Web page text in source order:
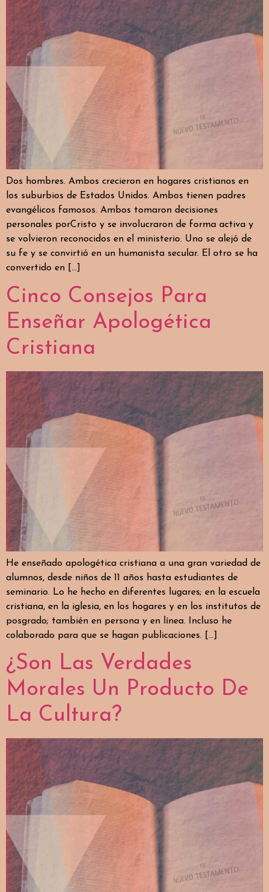
Dos hombres. Ambos crecieron en hogares cristianos en
los suburbios de Estados Unidos. Ambos tienen padres
evangélicos famosos. Ambos tomaron decisiones
personales porCristo y se involucraron de forma activa y
se volvieron reconocidos en el ministerio. Uno se alejó de
su fe y se convirtió en un humanista secular. El otro se ha
convertido en […]
Cinco Consejos Para
Enseñar Apologética
Cristiana
He enseñado apologética cristiana a una gran variedad de
alumnos, desde niños de 11 años hasta estudiantes de
seminario. Lo he hecho en diferentes lugares; en la escuela
cristiana, en la iglesia, en los hogares y en los institutos de
posgrado; también en persona y en línea. Incluso he
colaborado para que se hagan publicaciones. […]
¿Son Las Verdades
Morales Un Producto De
La Cultura?